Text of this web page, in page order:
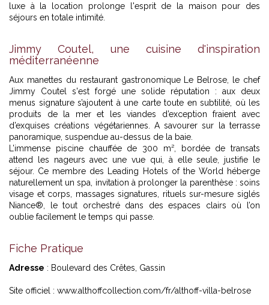
luxe à la location prolonge l'esprit de la maison pour des
séjours en totale intimité.
Jimmy Coutel, une cuisine d'inspiration
méditerranéenne
Aux manettes du restaurant gastronomique Le Belrose, le chef
Jimmy Coutel s'est forgé une solide réputation : aux deux
menus signature s’ajoutent à une carte toute en subtilité, où les
produits de la mer et les viandes d’exception fraient avec
d’exquises créations végétariennes. A savourer sur la terrasse
panoramique, suspendue au-dessus de la baie.
L’immense piscine chauffée de 300 m², bordée de transats
attend les nageurs avec une vue qui, à elle seule, justifie le
séjour. Ce membre des Leading Hotels of the World héberge
naturellement un spa, invitation à prolonger la parenthèse : soins
visage et corps, massages signatures, rituels sur-mesure siglés
Niance®, le tout orchestré dans des espaces clairs où l’on
oublie facilement le temps qui passe.
Fiche Pratique
Adresse : Boulevard des Crêtes, Gassin
Site officiel : www.althoffcollection.com/fr/althoff-villa-belrose